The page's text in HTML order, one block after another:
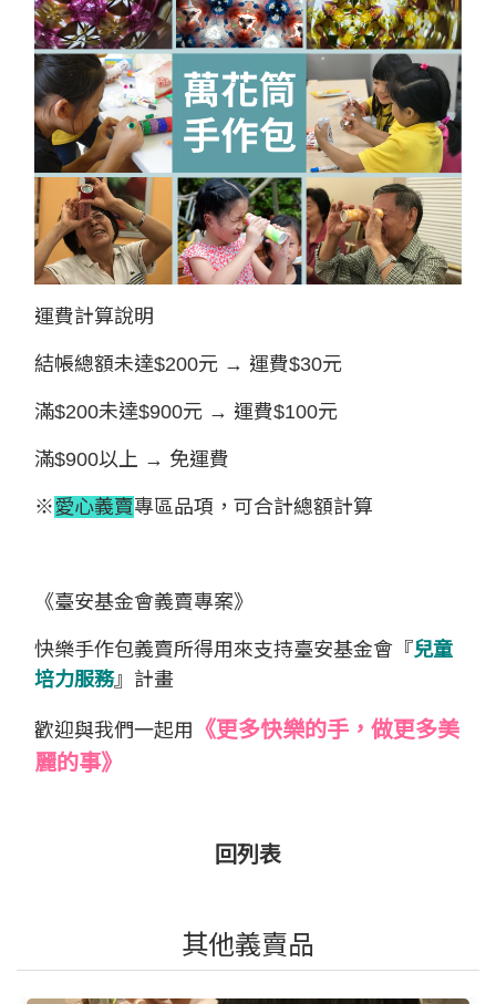
運費計算說明
結帳總額未達$200元 → 運費$30元
滿$200未達$900元 → 運費$100元
滿$900以上 → 免運費
※愛心義賣專區品項，可合計總額計算
《臺安基金會義賣專案》
快樂手作包義賣所得用來支持臺安基金會『兒童
培力服務』計畫
歡迎與我們一起用
《更多快樂的手，做更多美
麗的事》
回列表
其他義賣品